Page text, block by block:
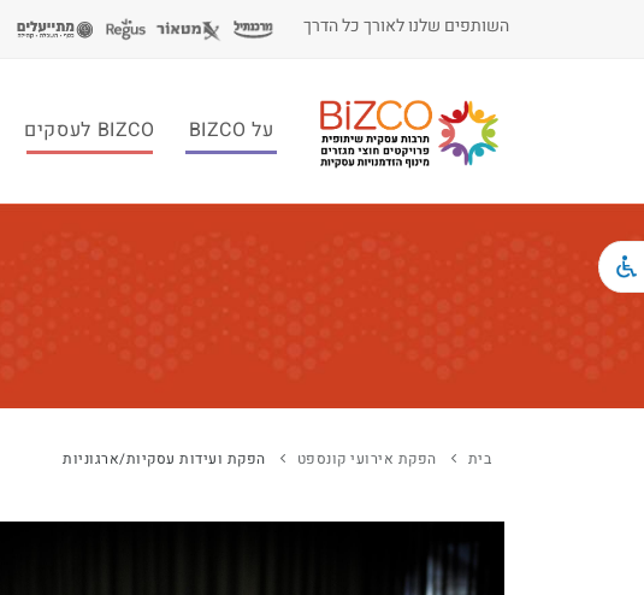
השותפים שלנו לאורך כל הדרך
על BIZCO BIZCO לעסקים
בית הפקת אירועי קונספט הפקת ועידות עסקיות/ארגוניות